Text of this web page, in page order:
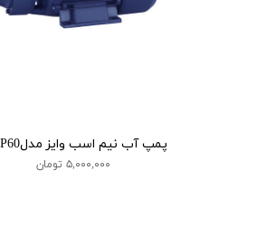
پمپ آب نیم اسب وایز مدلWKP60
۵,۰۰۰,۰۰۰ تومان